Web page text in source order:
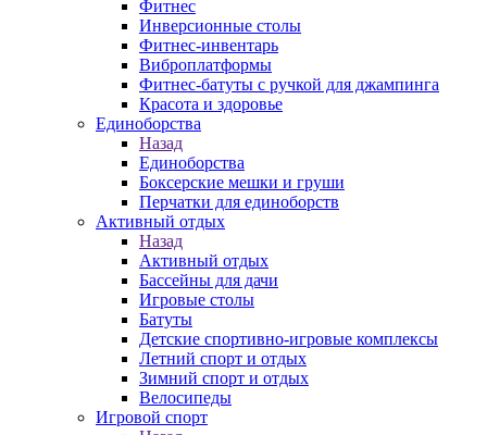
Фитнес
Инверсионные столы
Фитнес-инвентарь
Виброплатформы
Фитнес-батуты с ручкой для джампинга
Красота и здоровье
Единоборства
Назад
Единоборства
Боксерские мешки и груши
Перчатки для единоборств
Активный отдых
Назад
Активный отдых
Бассейны для дачи
Игровые столы
Батуты
Детские спортивно-игровые комплексы
Летний спорт и отдых
Зимний спорт и отдых
Велосипеды
Игровой спорт